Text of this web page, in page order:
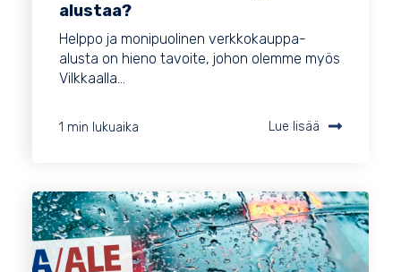
alustaa?
Helppo ja monipuolinen verkkokauppa-
alusta on hieno tavoite, johon olemme myös
Vilkkaalla...
1 min lukuaika Lue lisää